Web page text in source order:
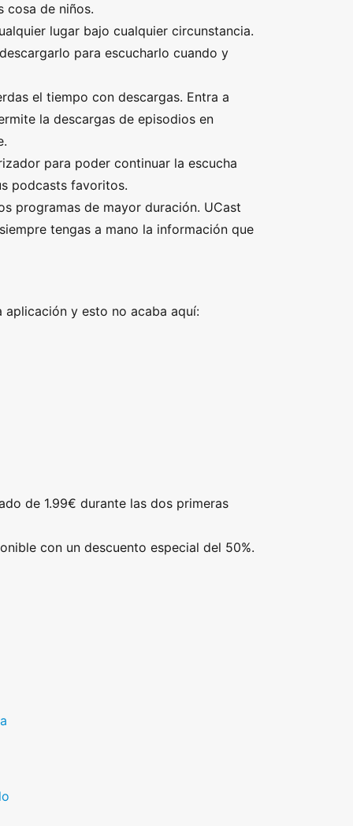
cosa de niños.
lugar bajo cualquier circunstancia.
para escucharlo cuando y
el tiempo con descargas. Entra a
la descargas de episodios en
para poder continuar la escucha
podcasts favoritos.
programas de mayor duración. UCast
tengas a mano la información que
aplicación y esto no acaba aquí:
de 1.99€ durante las dos primeras
con un descuento especial del 50%.